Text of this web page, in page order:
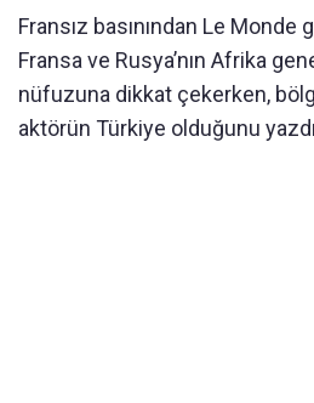
Fransız basınından Le
Fransa ve Rusya’nın Afrika
nüfuzuna dikkat çekerken,
aktörün Türkiye olduğunu